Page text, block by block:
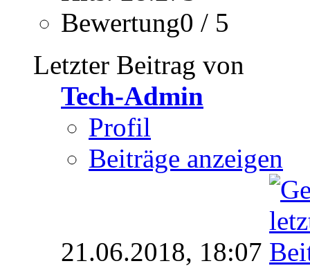
Bewertung0 / 5
Letzter Beitrag von
Tech-Admin
Profil
Beiträge anzeigen
21.06.2018, 18:07